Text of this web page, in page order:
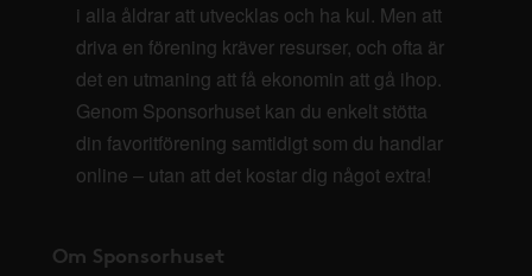
i alla åldrar att utvecklas och ha kul. Men att
driva en förening kräver resurser, och ofta är
det en utmaning att få ekonomin att gå ihop.
Genom Sponsorhuset kan du enkelt stötta
din favoritförening samtidigt som du handlar
online – utan att det kostar dig något extra!
Om Sponsorhuset